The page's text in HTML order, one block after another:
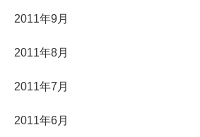
2011年9月
2011年8月
2011年7月
2011年6月